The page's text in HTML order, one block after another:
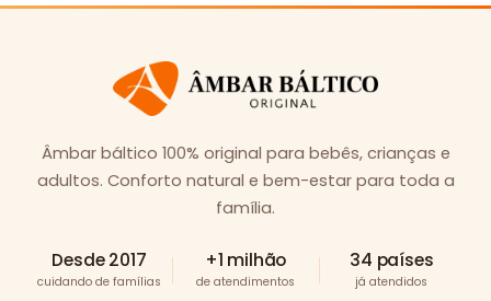
Âmbar báltico 100% original para bebês, crianças e
adultos. Conforto natural e bem-estar para toda a
família.
Desde 2017
cuidando de famílias
+1 milhão
de atendimentos
34 países
já atendidos